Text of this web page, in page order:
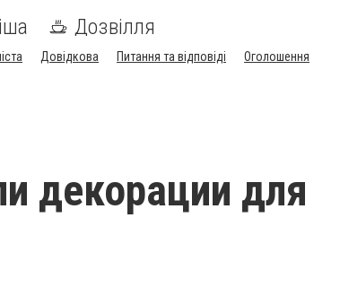
Дозвілля
Довідкова Питання та відповіді
Оголошення
декорации для